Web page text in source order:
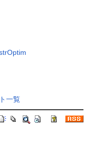
一覧